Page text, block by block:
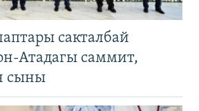
сакталбай
Атадагы саммит,
сыны